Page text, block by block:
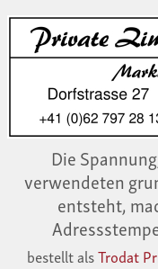
Die
verwendeten
entsteht,
bestellt alsTrodat